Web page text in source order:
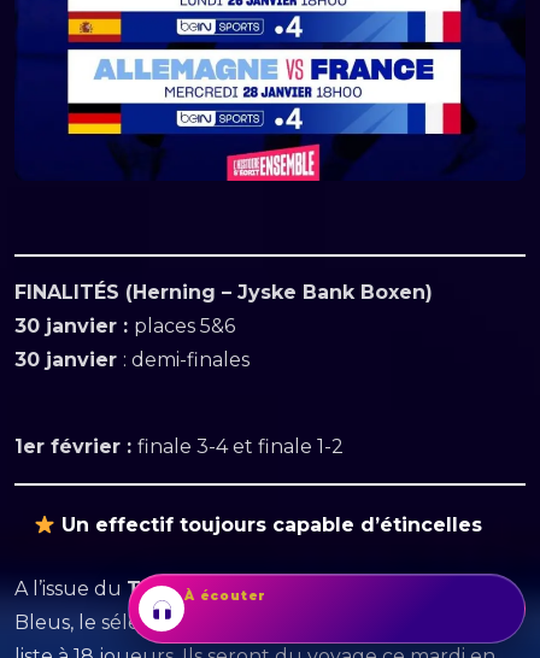
FINALITÉS (Herning – Jyske Bank Boxen)
30 janvier : places 5&6
30 janvier : demi-finales
1er février : finale 3-4 et finale 1-2
Un effectif toujours capable d’étincelles
A l’issue du Tournoi de France
Bleus, le sélectionneur
À écouter
IDGAF Dua Lipa